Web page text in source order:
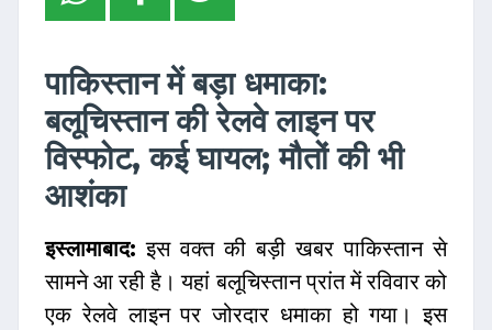
पाकिस्तान में बड़ा धमाका:
बलूचिस्तान की रेलवे लाइन पर
विस्फोट, कई घायल; मौतों की भी
आशंका
इस्लामाबाद: इस वक्त की बड़ी खबर पाकिस्तान से
सामने आ रही है। यहां बलूचिस्तान प्रांत में रविवार को
एक रेलवे लाइन पर जोरदार धमाका हो गया। इस